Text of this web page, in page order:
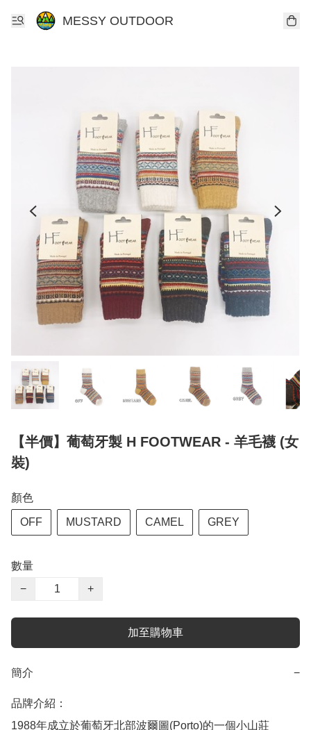
MESSY OUTDOOR
【半價】葡萄牙製 H FOOTWEAR - 羊毛襪 (女
裝)
顏色
OFF MUSTARD CAMEL GREY
數量
−
+
加至購物車
簡介 −
品牌介紹：
1988年成立於葡萄牙北部波爾圖(Porto)的一個小山莊